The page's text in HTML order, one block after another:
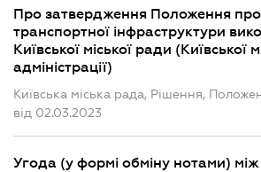
Про затвердження Положення
транспортної інфраструктури
Київської міської ради (Київської
адміністрації)
Київська міська рада, Рішення,
від 02.03.2023
Угода (у формі обміну нотами)